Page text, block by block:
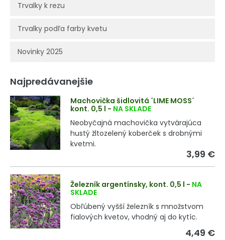
Trvalky k rezu
Trvalky podľa farby kvetu
Novinky 2025
Najpredávanejšie
Machovička šidlovitá ´LIME MOSS´
kont. 0,5 l - NA SKLADE
Neobyčajná machovička vytvárajúca
hustý žltozelený koberček s drobnými
kvetmi.
3,99 €
Železník argentínsky, kont. 0,5 l - NA
SKLADE
Obľúbený vyšší železník s množstvom
fialových kvetov, vhodný aj do kytíc.
4,49 €